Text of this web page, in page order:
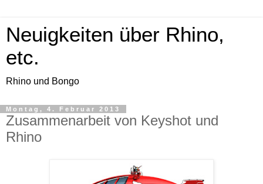
Neuigkeiten über Rhino,
etc.
Rhino und Bongo
Montag, 4. Februar 2013
Zusammenarbeit von Keyshot und
Rhino